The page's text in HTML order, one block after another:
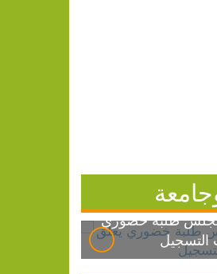
مجلس طلبة خضوري
التسجيل